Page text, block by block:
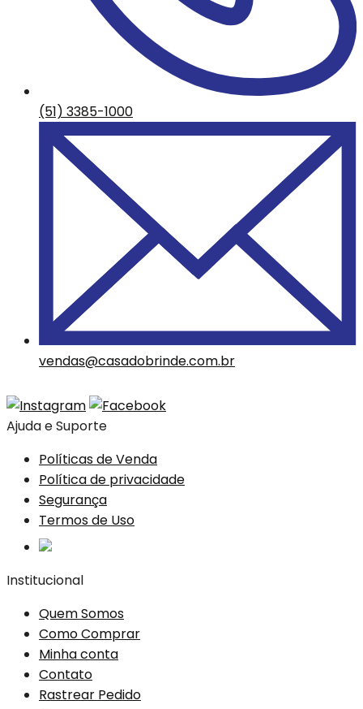
(51) 3385-1000
vendas@casadobrinde.com.br
Ajuda e Suporte
Políticas de Venda
Política de privacidade
Segurança
Termos de Uso
Institucional
Quem Somos
Como Comprar
Minha conta
Contato
Rastrear Pedido